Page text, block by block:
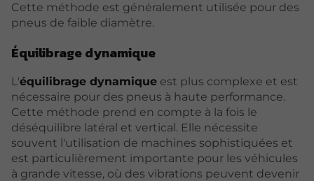
Cette méthode est généralement utilisée pour des
pneus de faible diamètre.
Équilibrage dynamique
L'équilibrage dynamique est plus complexe et est
nécessaire pour des pneus à haute performance.
Cette méthode prend en compte à la fois le
déséquilibre latéral et vertical. Elle nécessite
souvent l'utilisation de machines sophistiquées et
est particulièrement importante pour les véhicules
à grande vitesse, où des vibrations peuvent devenir